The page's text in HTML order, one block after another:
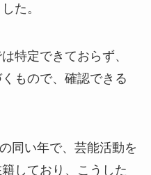
た。
特定できておらず、
もので、確認できる
同い年で、芸能活動を
しており、こうした